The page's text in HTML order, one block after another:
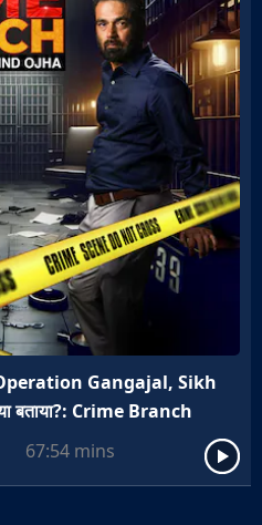
Operation Gangajal, Sikh
बताया?: Crime Branch
67:54 mins